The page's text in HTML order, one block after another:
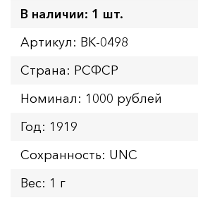
В наличии: 1 шт.
Артикул: BK-0498
Страна: РСФСР
Номинал: 1000 рублей
Год: 1919
Сохранность: UNC
Вес: 1 г